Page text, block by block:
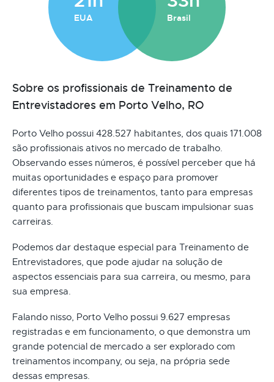
EUA Brasil
Sobre os profissionais de Treinamento de
Entrevistadores em Porto Velho, RO
Porto Velho possui 428.527 habitantes, dos quais 171.008
são profissionais ativos no mercado de trabalho.
Observando esses números, é possível perceber que há
muitas oportunidades e espaço para promover
diferentes tipos de treinamentos, tanto para empresas
quanto para profissionais que buscam impulsionar suas
carreiras.
Podemos dar destaque especial para Treinamento de
Entrevistadores, que pode ajudar na solução de
aspectos essenciais para sua carreira, ou mesmo, para
sua empresa.
Falando nisso, Porto Velho possui 9.627 empresas
registradas e em funcionamento, o que demonstra um
grande potencial de mercado a ser explorado com
treinamentos incompany, ou seja, na própria sede
dessas empresas.